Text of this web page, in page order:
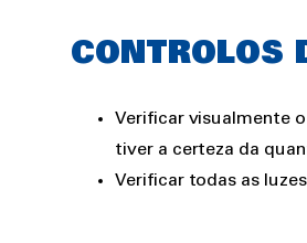
CONTROLOS
Verificar visualmente
tiver a certeza da
Verificar todas as